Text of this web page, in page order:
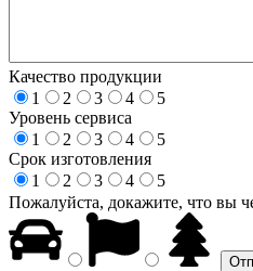
Качество продукции
1
2 3 4
5
Уровень сервиса
1
2 3 4
5
Срок изготовления
1
2 3 4
5
Пожалуйста, докажите, что вы